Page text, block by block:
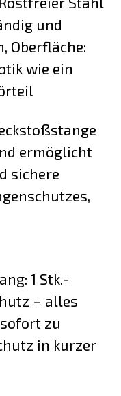
und
Oberfläche:
wie ein
ermöglicht
sichere
1 Stk.-
– alles
zu
in kurzer